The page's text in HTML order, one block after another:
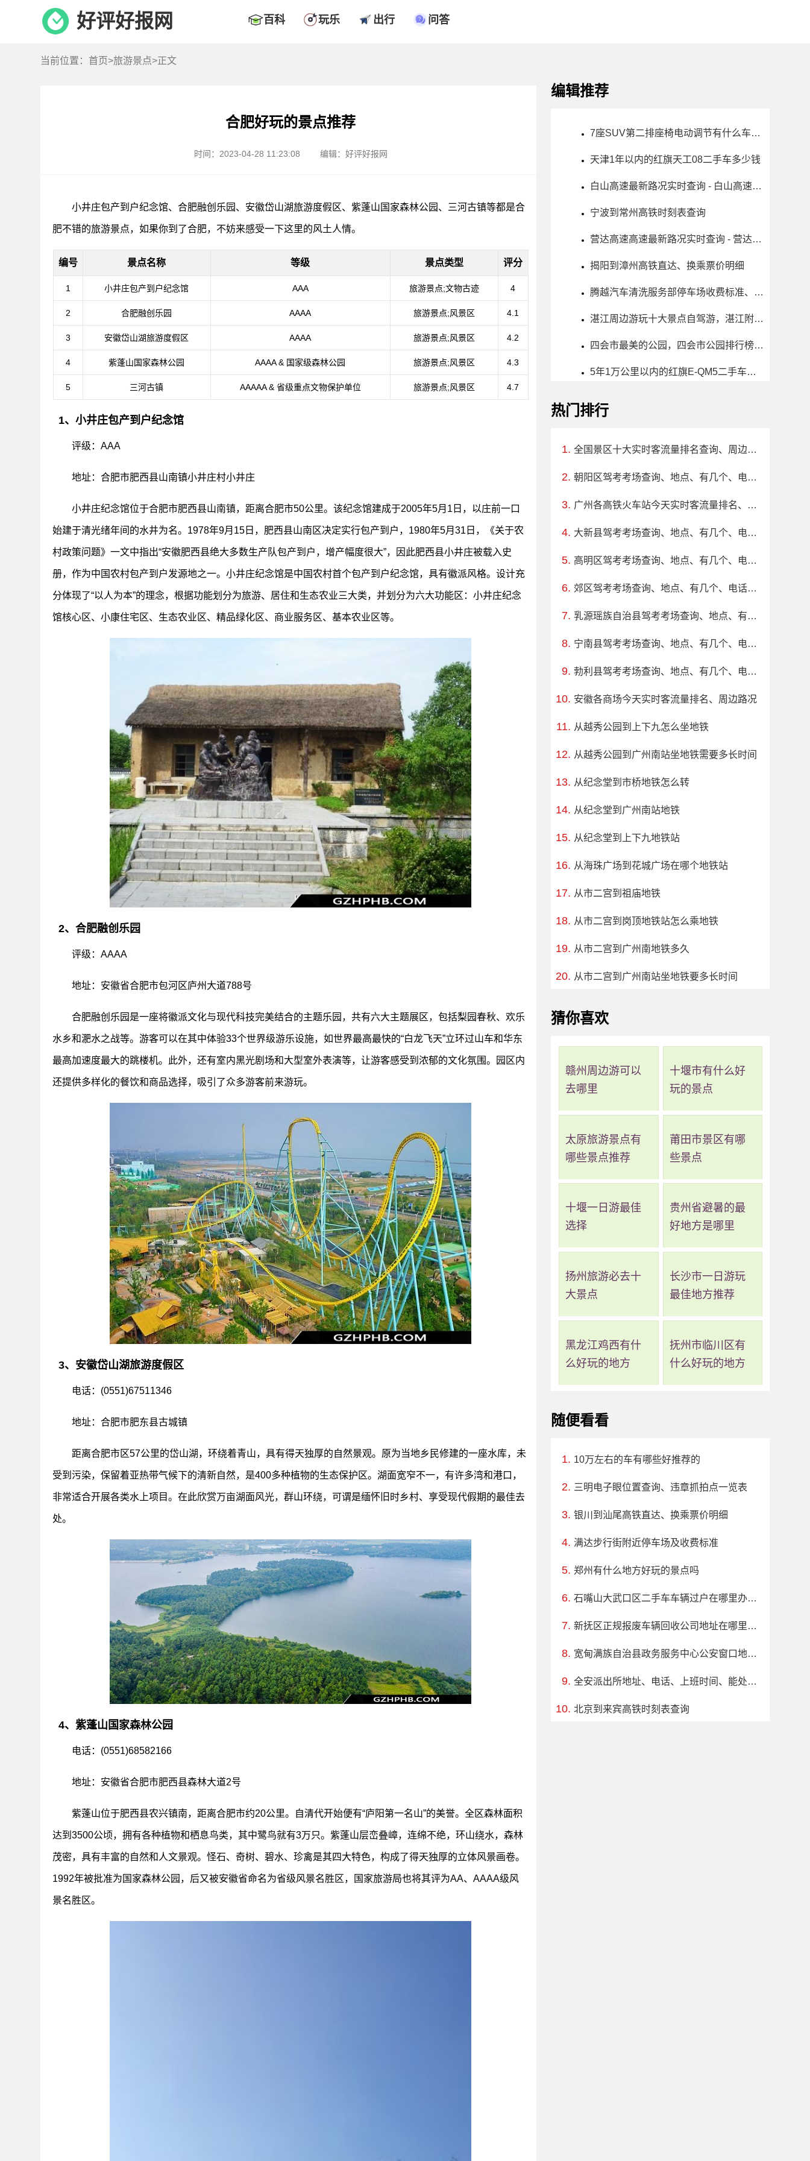
好评好报网 百科 玩乐 出行 问答
当前位置： 首页>旅游景点>正文
合肥好玩的景点推荐
时间：2023-04-28 11:23:08 编辑：好评好报网
小井庄包产到户纪念馆、合肥融创乐园、安徽岱山湖旅游度假区、紫蓬山国家森林公园、三河古镇等都是合
肥不错的旅游景点，如果你到了合肥，不妨来感受一下这里的风土人情。
编号 景点名称 等级 景点类型 评分
1 小井庄包产到户纪念馆 AAA 旅游景点;文物古迹 4
2 合肥融创乐园 AAAA 旅游景点;风景区 4.1
3 安徽岱山湖旅游度假区 AAAA 旅游景点;风景区 4.2
4 紫蓬山国家森林公园 AAAA & 国家级森林公园 旅游景点;风景区 4.3
5 三河古镇 AAAAA & 省级重点文物保护单位 旅游景点;风景区 4.7
1、小井庄包产到户纪念馆
评级：AAA
地址：合肥市肥西县山南镇小井庄村小井庄
小井庄纪念馆位于合肥市肥西县山南镇，距离合肥市50公里。该纪念馆建成于2005年5月1日，以庄前一口
始建于清光绪年间的水井为名。1978年9月15日，肥西县山南区决定实行包产到户，1980年5月31日，《关于农
村政策问题》一文中指出“安徽肥西县绝大多数生产队包产到户，增产幅度很大”，因此肥西县小井庄被载入史
册，作为中国农村包产到户发源地之一。小井庄纪念馆是中国农村首个包产到户纪念馆，具有徽派风格。设计充
分体现了“以人为本”的理念，根据功能划分为旅游、居住和生态农业三大类，并划分为六大功能区：小井庄纪念
馆核心区、小康住宅区、生态农业区、精品绿化区、商业服务区、基本农业区等。
2、合肥融创乐园
评级：AAAA
地址：安徽省合肥市包河区庐州大道788号
合肥融创乐园是一座将徽派文化与现代科技完美结合的主题乐园，共有六大主题展区，包括梨园春秋、欢乐
水乡和淝水之战等。游客可以在其中体验33个世界级游乐设施，如世界最高最快的“白龙飞天”立环过山车和华东
最高加速度最大的跳楼机。此外，还有室内黑光剧场和大型室外表演等，让游客感受到浓郁的文化氛围。园区内
还提供多样化的餐饮和商品选择，吸引了众多游客前来游玩。
3、安徽岱山湖旅游度假区
电话：(0551)67511346
地址：合肥市肥东县古城镇
距离合肥市区57公里的岱山湖，环绕着青山，具有得天独厚的自然景观。原为当地乡民修建的一座水库，未
受到污染，保留着亚热带气候下的清新自然，是400多种植物的生态保护区。湖面宽窄不一，有许多湾和港口，
非常适合开展各类水上项目。在此欣赏万亩湖面风光，群山环绕，可谓是缅怀旧时乡村、享受现代假期的最佳去
处。
4、紫蓬山国家森林公园
电话：(0551)68582166
地址：安徽省合肥市肥西县森林大道2号
紫蓬山位于肥西县农兴镇南，距离合肥市约20公里。自清代开始便有“庐阳第一名山”的美誉。全区森林面积
达到3500公顷，拥有各种植物和栖息鸟类，其中鹭鸟就有3万只。紫蓬山层峦叠嶂，连绵不绝，环山绕水，森林
茂密，具有丰富的自然和人文景观。怪石、奇树、碧水、珍禽是其四大特色，构成了得天独厚的立体风景画卷。
1992年被批准为国家森林公园，后又被安徽省命名为省级风景名胜区，国家旅游局也将其评为AA、AAAA级风
景名胜区。
编辑推荐
7座SUV第二排座椅电动调节有什么车推荐
天津1年以内的红旗天工08二手车多少钱
白山高速最新路况实时查询 - 白山高速最新消息 - 车流量大吗
宁波到常州高铁时刻表查询
营达高速高速最新路况实时查询 - 营达高速高速最新消息
揭阳到漳州高铁直达、换乘票价明细
腾越汽车清洗服务部停车场收费标准、免费时长、日租月租信息
湛江周边游玩十大景点自驾游，湛江附近周边旅游景点大全推荐
四会市最美的公园，四会市公园排行榜哪个最好玩
5年1万公里以内的红旗E-QM5二手车多少钱
热门排行
全国景区十大实时客流量排名查询、周边路况
朝阳区驾考考场查询、地点、有几个、电话、上班时间
广州各高铁火车站今天实时客流量排名、周边路况
大新县驾考考场查询、地点、有几个、电话、上班时间
高明区驾考考场查询、地点、有几个、电话、上班时间
郊区驾考考场查询、地点、有几个、电话、上班时间
乳源瑶族自治县驾考考场查询、地点、有几个、电话、上班时间
宁南县驾考考场查询、地点、有几个、电话、上班时间
勃利县驾考考场查询、地点、有几个、电话、上班时间
安徽各商场今天实时客流量排名、周边路况
从越秀公园到上下九怎么坐地铁
从越秀公园到广州南站坐地铁需要多长时间
从纪念堂到市桥地铁怎么转
从纪念堂到广州南站地铁
从纪念堂到上下九地铁站
从海珠广场到花城广场在哪个地铁站
从市二宫到祖庙地铁
从市二宫到岗顶地铁站怎么乘地铁
从市二宫到广州南地铁多久
从市二宫到广州南站坐地铁要多长时间
猜你喜欢
赣州周边游可以
去哪里
十堰市有什么好
玩的景点
太原旅游景点有
哪些景点推荐
莆田市景区有哪
些景点
十堰一日游最佳
选择
贵州省避暑的最
好地方是哪里
扬州旅游必去十
大景点
长沙市一日游玩
最佳地方推荐
黑龙江鸡西有什
么好玩的地方
抚州市临川区有
什么好玩的地方
随便看看
10万左右的车有哪些好推荐的
三明电子眼位置查询、违章抓拍点一览表
银川到汕尾高铁直达、换乘票价明细
满达步行街附近停车场及收费标准
郑州有什么地方好玩的景点吗
石嘴山大武口区二手车车辆过户在哪里办理、电话、上班时间
新抚区正规报废车辆回收公司地址在哪里，咨询电话号码，汽车报废拆解中心
宽甸满族自治县政务服务中心公安窗口地址、电话、上班时间、能处理违章吗
全安派出所地址、电话、上班时间、能处理违章吗
北京到来宾高铁时刻表查询